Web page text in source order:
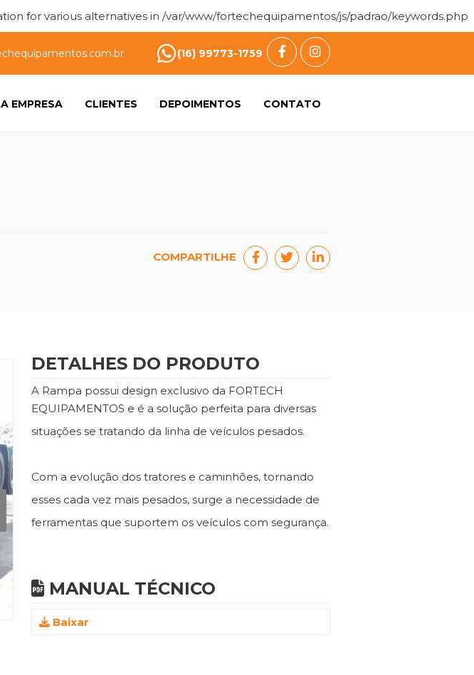
for various alternatives in /var/www/fortechequipamentos/js/padrao/keywords.php
(16) 99773-1759
A EMPRESA CLIENTES DEPOIMENTOS CONTATO
COMPARTILHE
DETALHES DO PRODUTO
A Rampa possui design exclusivo da FORTECH
EQUIPAMENTOS e é a solução perfeita para diversas
situações se tratando da linha de veículos pesados.
Com a evolução dos tratores e caminhões, tornando
esses cada vez mais pesados, surge a necessidade de
ferramentas que suportem os veículos com segurança.
MANUAL TÉCNICO
Baixar